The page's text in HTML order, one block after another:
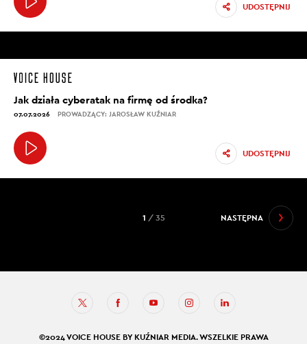
UDOSTĘPNIJ
Jak działa cyberatak na firmę od środka?
07.07.2026 PROWADZĄCY: JAROSŁAW KUŹNIAR
UDOSTĘPNIJ
NASTĘPNA
1 / 35
©2024 VOICE HOUSE BY KUŹNIAR MEDIA. WSZELKIE PRAWA